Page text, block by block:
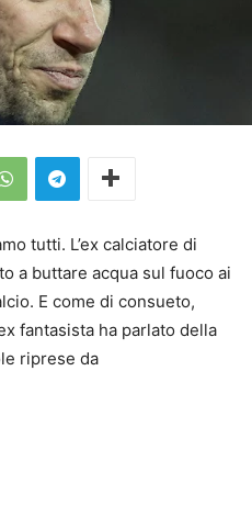
tutti. L’ex calciatore di
a buttare acqua sul fuoco ai
E come di consueto,
fantasista ha parlato della
riprese da